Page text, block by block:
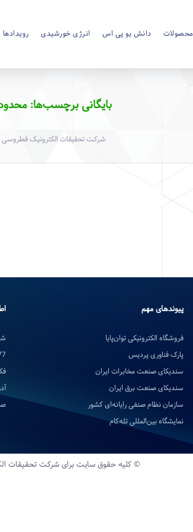
محصولات دانش یو پی اس انرژی خورشیدی رویدادها
بایگانی برچسب‌ها:
شرکت تحقیقات الکترونیک فطروسی
پیوندهای مهم
فروشگاه الکترونیکی توان‌پایا
پارک فناوری پردیس
سندیکای صنعت مخابرات ایران
سندیکای صنعت برق ایران
سازمان نظام صنفی رایانه‌ای کشور
نمایشگاه بین‌المللی تله‌کام
© کلیه حقوق سایت برای شرکت تحقیقات‌